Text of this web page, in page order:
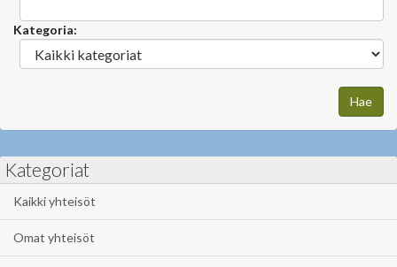
Kategoria:
Kategoriat
Kaikki yhteisöt
Omat yhteisöt